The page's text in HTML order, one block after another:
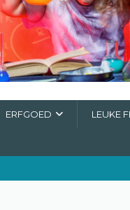
ERFGOED LEUKE